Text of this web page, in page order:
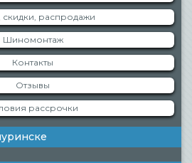
скидки, распродажи
Шиномонтаж
Контакты
Отзывы
рассрочки